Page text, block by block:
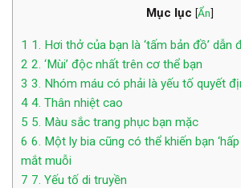
Mục lục [Ẩn]
1 1. Hơi thở của bạn là ‘tấm bản đồ’ dẫn
2 2. ‘Mùi’ độc nhất trên cơ thể bạn
3 3. Nhóm máu có phải là yếu tố quyết
4 4. Thân nhiệt cao
5 5. Màu sắc trang phục bạn mặc
6 6. Một ly bia cũng có thể khiến bạn
mắt muỗi
7 7. Yếu tố di truyền